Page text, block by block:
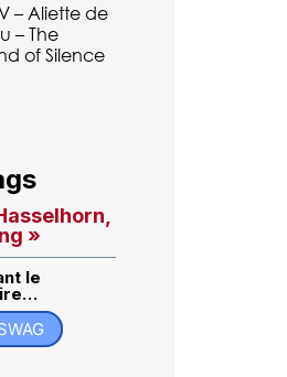
– Aliette de
– The
of Silence
»
le